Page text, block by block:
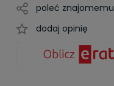
poleć znajomemu
dodaj opinię